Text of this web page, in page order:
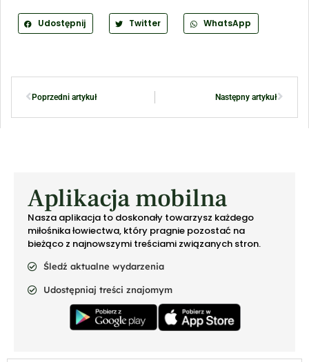
Udostępnij Twitter WhatsApp
Poprzedni artykuł Następny artykuł
Aplikacja mobilna
Nasza aplikacja to doskonały towarzysz każdego
miłośnika łowiectwa, który pragnie pozostać na
bieżąco z najnowszymi treściami związanych stron.
Śledź aktualne wydarzenia
Udostępniaj treści znajomym